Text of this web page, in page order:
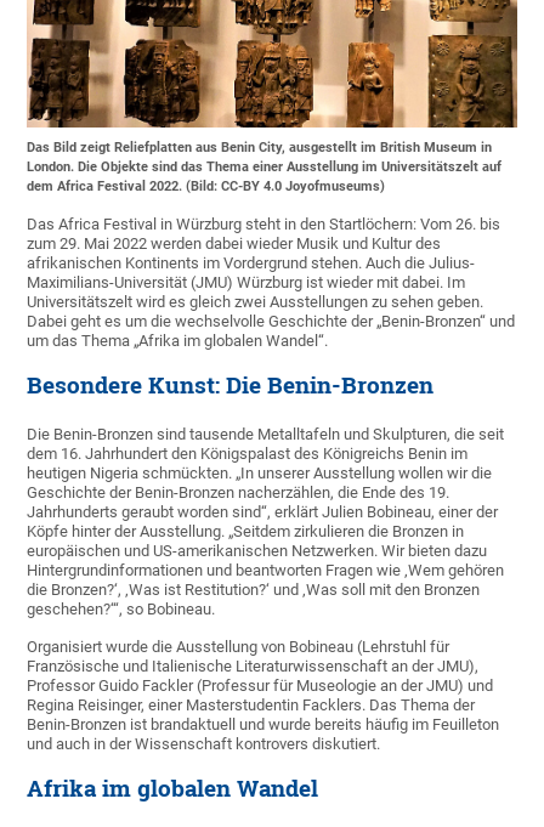
Das Bild zeigt Reliefplatten aus Benin City, ausgestellt im British Museum in
London. Die Objekte sind das Thema einer Ausstellung im Universitätszelt auf
dem Africa Festival 2022. (Bild: CC-BY 4.0 Joyofmuseums)
Das Africa Festival in Würzburg steht in den Startlöchern: Vom 26. bis
zum 29. Mai 2022 werden dabei wieder Musik und Kultur des
afrikanischen Kontinents im Vordergrund stehen. Auch die Julius-
Maximilians-Universität (JMU) Würzburg ist wieder mit dabei. Im
Universitätszelt wird es gleich zwei Ausstellungen zu sehen geben.
Dabei geht es um die wechselvolle Geschichte der „Benin-Bronzen“ und
um das Thema „Afrika im globalen Wandel“.
Besondere Kunst: Die Benin-Bronzen
Die Benin-Bronzen sind tausende Metalltafeln und Skulpturen, die seit
dem 16. Jahrhundert den Königspalast des Königreichs Benin im
heutigen Nigeria schmückten. „In unserer Ausstellung wollen wir die
Geschichte der Benin-Bronzen nacherzählen, die Ende des 19.
Jahrhunderts geraubt worden sind“, erklärt Julien Bobineau, einer der
Köpfe hinter der Ausstellung. „Seitdem zirkulieren die Bronzen in
europäischen und US-amerikanischen Netzwerken. Wir bieten dazu
Hintergrundinformationen und beantworten Fragen wie ‚Wem gehören
die Bronzen?‘, ‚Was ist Restitution?‘ und ‚Was soll mit den Bronzen
geschehen?‘“, so Bobineau.
Organisiert wurde die Ausstellung von Bobineau (Lehrstuhl für
Französische und Italienische Literaturwissenschaft an der JMU),
Professor Guido Fackler (Professur für Museologie an der JMU) und
Regina Reisinger, einer Masterstudentin Facklers. Das Thema der
Benin-Bronzen ist brandaktuell und wurde bereits häufig im Feuilleton
und auch in der Wissenschaft kontrovers diskutiert.
Afrika im globalen Wandel